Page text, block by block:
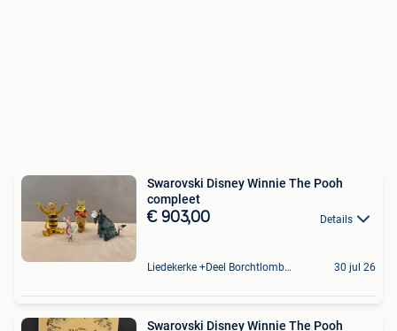
Swarovski Disney Winnie The Pooh
compleet
€ 903,00 Details
Liedekerke +Deel Borchtlombeek 30 jul 26
Swarovski Disney Winnie The Pooh